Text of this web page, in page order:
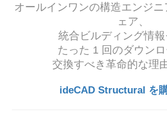
オールインワンの構造エンジ
ェア、
統合ビルディング情報
たった 1 回のダウンロ
交換すべき革命的な理
ideCAD Structural を